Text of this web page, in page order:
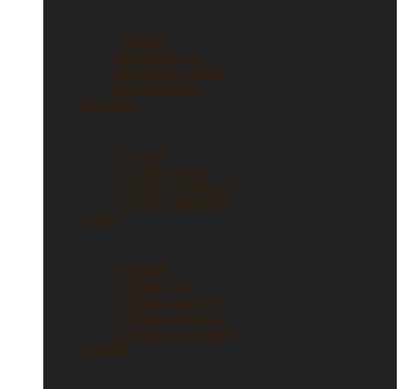
Vedi tutti
Bracciali in oro
Bracciali in argento
Bracciali tennis
Orecchini
Vedi tutti
Orecchini in oro
Orecchini in argento
Orecchini punto luce
Collane
Vedi tutti
Collane in oro
Collane in argento
Collane punto luce
Collane con ciondoli
Ciondoli